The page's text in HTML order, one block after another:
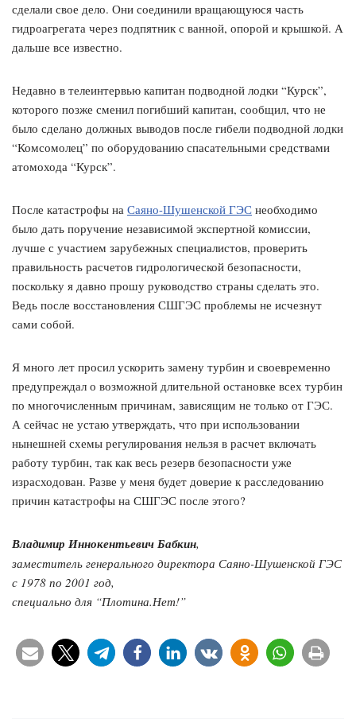
сделали свое дело. Они соединили вращающуюся часть
гидроагрегата через подпятник с ванной, опорой и крышкой. А
дальше все известно.
Недавно в телеинтервью капитан подводной лодки “Курск”,
которого позже сменил погибший капитан, сообщил, что не
было сделано должных выводов после гибели подводной лодки
“Комсомолец” по оборудованию спасательными средствами
атомохода “Курск”.
После катастрофы на Саяно-Шушенской ГЭС необходимо
было дать поручение независимой экспертной комиссии,
лучше с участием зарубежных специалистов, проверить
правильность расчетов гидрологической безопасности,
поскольку я давно прошу руководство страны сделать это.
Ведь после восстановления СШГЭС проблемы не исчезнут
сами собой.
Я много лет просил ускорить замену турбин и своевременно
предупреждал о возможной длительной остановке всех турбин
по многочисленным причинам, зависящим не только от ГЭС.
А сейчас не устаю утверждать, что при использовании
нынешней схемы регулирования нельзя в расчет включать
работу турбин, так как весь резерв безопасности уже
израсходован. Разве у меня будет доверие к расследованию
причин катастрофы на СШГЭС после этого?
Владимир Иннокентьевич Бабкин,
заместитель генерального директора Саяно-Шушенской ГЭС
с 1978 по 2001 год,
специально для “Плотина.Нет!”